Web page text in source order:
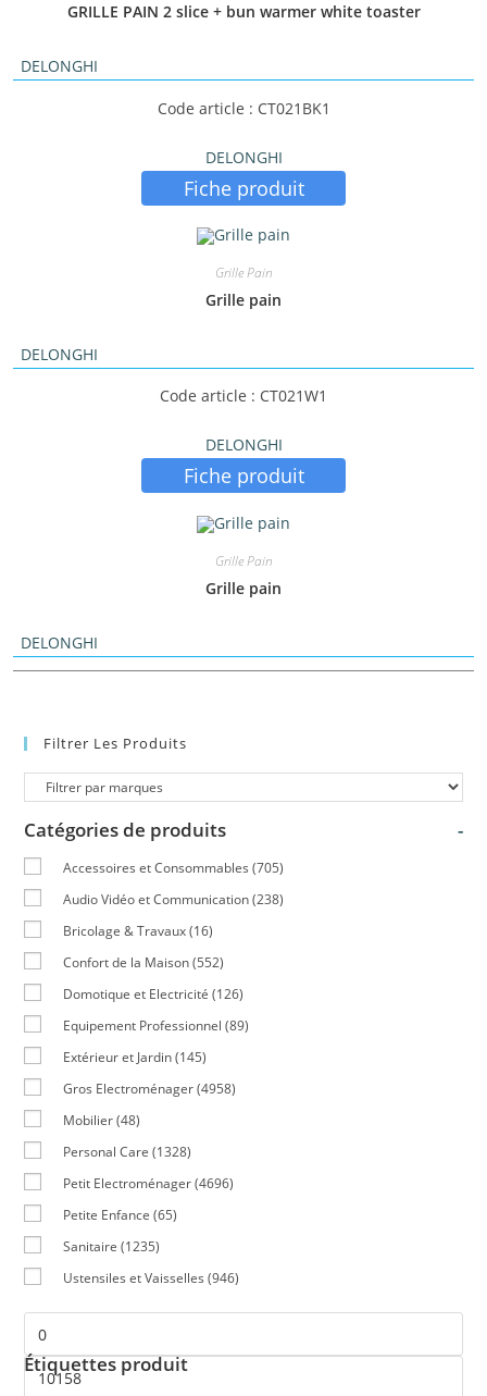
GRILLE PAIN 2 slice + bun warmer white toaster
DELONGHI
Code article : CT021BK1
DELONGHI
Fiche produit
Grille Pain
Grille pain
DELONGHI
Code article : CT021W1
DELONGHI
Fiche produit
Grille Pain
Grille pain
DELONGHI
Filtrer Les Produits
Catégories de produits -
Accessoires et Consommables (705)
Audio Vidéo et Communication (238)
Bricolage & Travaux (16)
Confort de la Maison (552)
Domotique et Electricité (126)
Equipement Professionnel (89)
Extérieur et Jardin (145)
Gros Electroménager (4958)
Mobilier (48)
Personal Care (1328)
Petit Electroménager (4696)
Petite Enfance (65)
Sanitaire (1235)
Ustensiles et Vaisselles (946)
Étiquettes produit